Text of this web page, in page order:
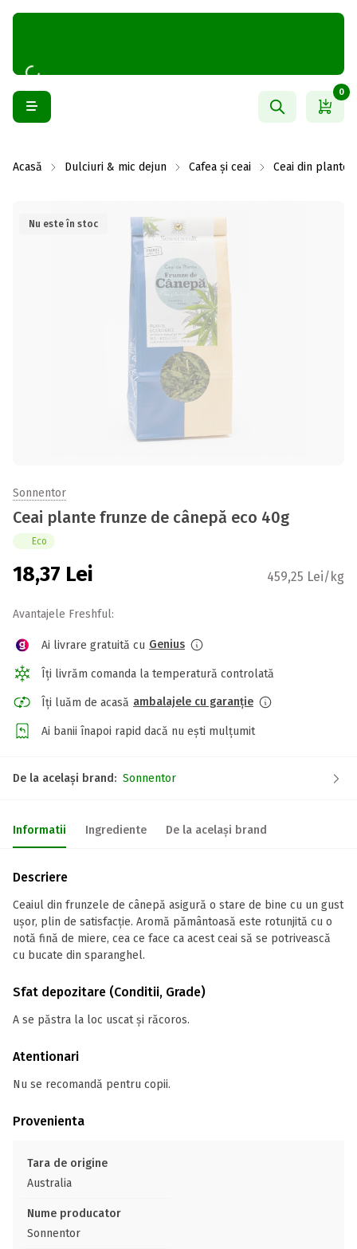
0
Acasă Dulciuri & mic dejun Cafea și ceai Ceai din plante
Nu este în stoc
Sonnentor
Ceai plante frunze de cânepă eco 40g
Eco
18,37 Lei 459,25 Lei/kg
Avantajele Freshful:
Ai livrare gratuită cu Genius
Îți livrăm comanda la temperatură controlată
Îți luăm de acasă ambalajele cu garanție
Ai banii înapoi rapid dacă nu ești mulțumit
De la același brand: Sonnentor
Informatii Ingrediente De la același brand
Descriere
Ceaiul din frunzele de cânepă asigură o stare de bine cu un gust
ușor, plin de satisfacție. Aromă pământoasă este rotunjită cu o
notă fină de miere, cea ce face ca acest ceai să se potrivească
cu bucate din sparanghel.
Sfat depozitare (Conditii, Grade)
A se păstra la loc uscat și răcoros.
Atentionari
Nu se recomandă pentru copii.
Provenienta
Tara de origine
Australia
Nume producator
Sonnentor